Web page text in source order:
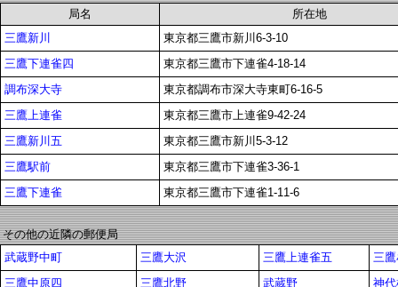
局名
所在地
三鷹新川
東京都三鷹市新川6-3-10
三鷹下連雀四
東京都三鷹市下連雀4-18-14
調布深大寺
東京都調布市深大寺東町6-16-5
三鷹上連雀
東京都三鷹市上連雀9-42-24
三鷹新川五
東京都三鷹市新川5-3-12
三鷹駅前
東京都三鷹市下連雀3-36-1
三鷹下連雀
東京都三鷹市下連雀1-11-6
その他の近隣の郵便局
武蔵野中町
三鷹大沢 三鷹上連雀五
三
三鷹中原四
三鷹北野 武蔵野
神